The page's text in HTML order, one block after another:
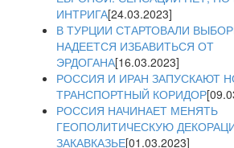
ИНТРИГА[24.03.2023]
В ТУРЦИИ СТАРТОВАЛИ
НАДЕЕТСЯ ИЗБАВИТЬСЯ ОТ
ЭРДОГАНА[16.03.2023]
РОССИЯ И ИРАН ЗАПУСКАЮТ
ТРАНСПОРТНЫЙ КОРИДОР
РОССИЯ НАЧИНАЕТ МЕНЯТЬ
ГЕОПОЛИТИЧЕСКУЮ
ЗАКАВКАЗЬЕ[01.03.2023]